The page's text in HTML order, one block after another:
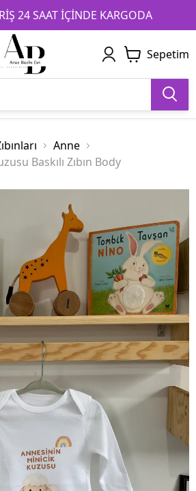
24 SAAT İÇİNDE KARGODA
1 2 3
Sepetim
Anne
Baskılı Zıbın Body